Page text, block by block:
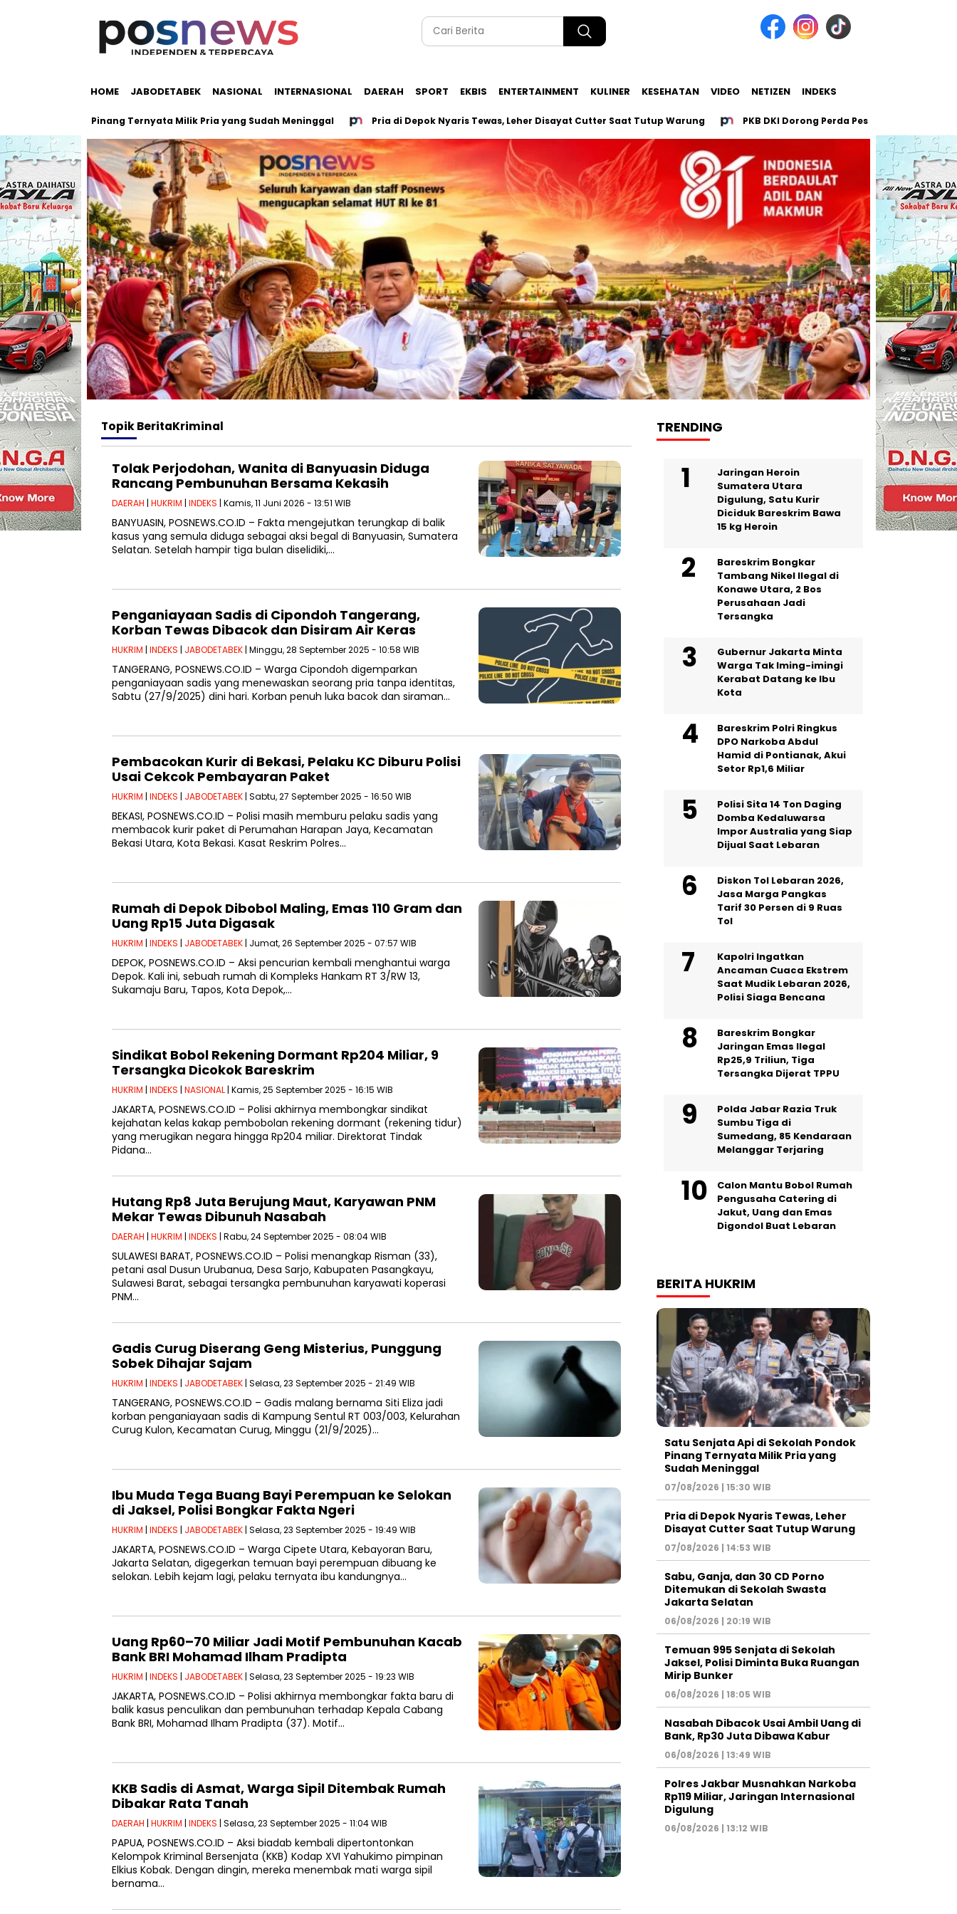
HOME JABODETABEK NASIONAL INTERNASIONAL DAERAH SPORT EKBIS ENTERTAINMENT KULINER KESEHATAN VIDEO NETIZEN INDEKS
Pondok Pinang Ternyata Milik Pria yang Sudah Meninggal Pria di Depok Nyaris Tewas, Leher Disayat Cutter Saat Tutup Warung PKB DKI Dorong Perda Pesantren untuk 107
TopikBeritaKriminal
Tolak Perjodohan, Wanita di Banyuasin Diduga
Rancang Pembunuhan Bersama Kekasih
DAERAH | HUKRIM | INDEKS | Kamis, 11 Juni 2026 - 13:51 WIB
BANYUASIN, POSNEWS.CO.ID – Fakta mengejutkan terungkap di balik
kasus yang semula diduga sebagai aksi begal di Banyuasin, Sumatera
Selatan. Setelah hampir tiga bulan diselidiki,…
Penganiayaan Sadis di Cipondoh Tangerang,
Korban Tewas Dibacok dan Disiram Air Keras
HUKRIM | INDEKS | JABODETABEK | Minggu, 28 September 2025 - 10:58 WIB
TANGERANG, POSNEWS.CO.ID – Warga Cipondoh digemparkan
penganiayaan sadis yang menewaskan seorang pria tanpa identitas,
Sabtu (27/9/2025) dini hari. Korban penuh luka bacok dan siraman…
Pembacokan Kurir di Bekasi, Pelaku KC Diburu Polisi
Usai Cekcok Pembayaran Paket
HUKRIM | INDEKS | JABODETABEK | Sabtu, 27 September 2025 - 16:50 WIB
BEKASI, POSNEWS.CO.ID – Polisi masih memburu pelaku sadis yang
membacok kurir paket di Perumahan Harapan Jaya, Kecamatan
Bekasi Utara, Kota Bekasi. Kasat Reskrim Polres…
Rumah di Depok Dibobol Maling, Emas 110 Gram dan
Uang Rp15 Juta Digasak
HUKRIM | INDEKS | JABODETABEK | Jumat, 26 September 2025 - 07:57 WIB
DEPOK, POSNEWS.CO.ID – Aksi pencurian kembali menghantui warga
Depok. Kali ini, sebuah rumah di Kompleks Hankam RT 3/RW 13,
Sukamaju Baru, Tapos, Kota Depok,…
Sindikat Bobol Rekening Dormant Rp204 Miliar, 9
Tersangka Dicokok Bareskrim
HUKRIM | INDEKS | NASIONAL | Kamis, 25 September 2025 - 16:15 WIB
JAKARTA, POSNEWS.CO.ID – Polisi akhirnya membongkar sindikat
kejahatan kelas kakap pembobolan rekening dormant (rekening tidur)
yang merugikan negara hingga Rp204 miliar. Direktorat Tindak
Pidana…
Hutang Rp8 Juta Berujung Maut, Karyawan PNM
Mekar Tewas Dibunuh Nasabah
DAERAH | HUKRIM | INDEKS | Rabu, 24 September 2025 - 08:04 WIB
SULAWESI BARAT, POSNEWS.CO.ID – Polisi menangkap Risman (33),
petani asal Dusun Urubanua, Desa Sarjo, Kabupaten Pasangkayu,
Sulawesi Barat, sebagai tersangka pembunuhan karyawati koperasi
PNM…
Gadis Curug Diserang Geng Misterius, Punggung
Sobek Dihajar Sajam
HUKRIM | INDEKS | JABODETABEK | Selasa, 23 September 2025 - 21:49 WIB
TANGERANG, POSNEWS.CO.ID – Gadis malang bernama Siti Eliza jadi
korban penganiayaan sadis di Kampung Sentul RT 003/003, Kelurahan
Curug Kulon, Kecamatan Curug, Minggu (21/9/2025)…
Ibu Muda Tega Buang Bayi Perempuan ke Selokan
di Jaksel, Polisi Bongkar Fakta Ngeri
HUKRIM | INDEKS | JABODETABEK | Selasa, 23 September 2025 - 19:49 WIB
JAKARTA, POSNEWS.CO.ID – Warga Cipete Utara, Kebayoran Baru,
Jakarta Selatan, digegerkan temuan bayi perempuan dibuang ke
selokan. Lebih kejam lagi, pelaku ternyata ibu kandungnya…
Uang Rp60–70 Miliar Jadi Motif Pembunuhan Kacab
Bank BRI Mohamad Ilham Pradipta
HUKRIM | INDEKS | JABODETABEK | Selasa, 23 September 2025 - 19:23 WIB
JAKARTA, POSNEWS.CO.ID – Polisi akhirnya membongkar fakta baru di
balik kasus penculikan dan pembunuhan terhadap Kepala Cabang
Bank BRI, Mohamad Ilham Pradipta (37). Motif…
KKB Sadis di Asmat, Warga Sipil Ditembak Rumah
Dibakar Rata Tanah
DAERAH | HUKRIM | INDEKS | Selasa, 23 September 2025 - 11:04 WIB
PAPUA, POSNEWS.CO.ID – Aksi biadab kembali dipertontonkan
Kelompok Kriminal Bersenjata (KKB) Kodap XVI Yahukimo pimpinan
Elkius Kobak. Dengan dingin, mereka menembak mati warga sipil
bernama…
TRENDING
Jaringan Heroin
Sumatera Utara
Digulung, Satu Kurir
Diciduk Bareskrim Bawa
15 kg Heroin
Bareskrim Bongkar
Tambang Nikel Ilegal di
Konawe Utara, 2 Bos
Perusahaan Jadi
Tersangka
Gubernur Jakarta Minta
Warga Tak Iming-imingi
Kerabat Datang ke Ibu
Kota
Bareskrim Polri Ringkus
DPO Narkoba Abdul
Hamid di Pontianak, Akui
Setor Rp1,6 Miliar
Polisi Sita 14 Ton Daging
Domba Kedaluwarsa
Impor Australia yang Siap
Dijual Saat Lebaran
Diskon Tol Lebaran 2026,
Jasa Marga Pangkas
Tarif 30 Persen di 9 Ruas
Tol
Kapolri Ingatkan
Ancaman Cuaca Ekstrem
Saat Mudik Lebaran 2026,
Polisi Siaga Bencana
Bareskrim Bongkar
Jaringan Emas Ilegal
Rp25,9 Triliun, Tiga
Tersangka Dijerat TPPU
Polda Jabar Razia Truk
Sumbu Tiga di
Sumedang, 85 Kendaraan
Melanggar Terjaring
Calon Mantu Bobol Rumah
Pengusaha Catering di
Jakut, Uang dan Emas
Digondol Buat Lebaran
BERITA HUKRIM
Satu Senjata Api di Sekolah Pondok
Pinang Ternyata Milik Pria yang
Sudah Meninggal
07/08/2026 | 15:30 WIB
Pria di Depok Nyaris Tewas, Leher
Disayat Cutter Saat Tutup Warung
07/08/2026 | 14:53 WIB
Sabu, Ganja, dan 30 CD Porno
Ditemukan di Sekolah Swasta
Jakarta Selatan
06/08/2026 | 20:19 WIB
Temuan 995 Senjata di Sekolah
Jaksel, Polisi Diminta Buka Ruangan
Mirip Bunker
06/08/2026 | 18:05 WIB
Nasabah Dibacok Usai Ambil Uang di
Bank, Rp30 Juta Dibawa Kabur
06/08/2026 | 13:49 WIB
Polres Jakbar Musnahkan Narkoba
Rp119 Miliar, Jaringan Internasional
Digulung
06/08/2026 | 13:12 WIB